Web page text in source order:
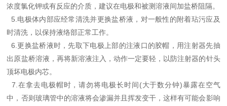
浓度氯化钾或有反应的介质，建议在电极和被测溶液间加盐桥阻隔。
5.电极体内部应经常清洗并更换盐桥液，对一般性的附着玷污应及
时清洗，以保持液络部正常工作。
6.更换盐桥液时，先取下电极上部的注液口的胶帽，用注射器先抽
出原盐桥溶液，再将新溶液注入，动作一定要轻，以防注射器的针头
顶坏电极内芯。
7.在拿去电极帽时，请勿将电极长时间(大于数分钟)暴露在空气
中，否则玻璃管中的溶液将会渗漏并且挥发变干，这样有可能会影响